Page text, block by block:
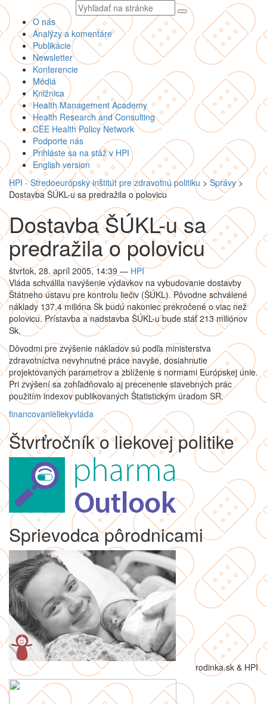
Vyhľadávaný
text
O nás
Analýzy a komentáre
Publikácie
Newsletter
Konferencie
Médiá
Knižnica
Health Management Academy
Health Research and Consulting
CEE Health Policy Network
Podporte nás
Prihláste sa na stáž v HPI
English version
HPI - Stredoeurópsky inštitút pre zdravotnú politiku >Správy>
Dostavba ŠÚKL-u sa predražila o polovicu
Dostavba ŠÚKL-u sa
predražila o polovicu
štvrtok, 28. apríl 2005, 14:39 — HPI
Vláda schválila navýšenie výdavkov na vybudovanie dostavby
Štátneho ústavu pre kontrolu liečiv (ŠÚKL). Pôvodne schválené
náklady 137,4 milióna Sk budú nakoniec prekročené o viac než
polovicu. Prístavba a nadstavba ŠÚKL-u bude stáť 213 miliónov
Sk.
Dôvodmi pre zvýšenie nákladov sú podľa ministerstva
zdravotníctva nevyhnutné práce navyše, dosiahnutie
projektovaných parametrov a zblíženie s normami Európskej únie.
Pri zvýšení sa zohľadňovalo aj precenenie stavebných prác
použitím indexov publikovaných Štatistickým úradom SR.
financovanieliekyvláda
Štvrťročník o liekovej politike
Sprievodca pôrodnicami
rodinka.sk & HPI